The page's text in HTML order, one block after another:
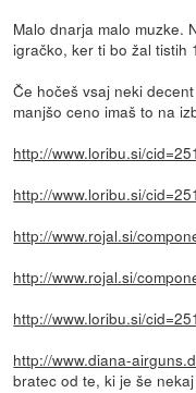
Malo dnarja malo muzke.
igračko, ker ti bo žal tistih
Če hočeš vsaj neki
manjšo ceno imaš to na
http://www.loribu.si/
http://www.loribu.si/
http://www.rojal.si/
http://www.rojal.si/
http://www.loribu.si/
http://www.diana-
bratec od te, ki je še